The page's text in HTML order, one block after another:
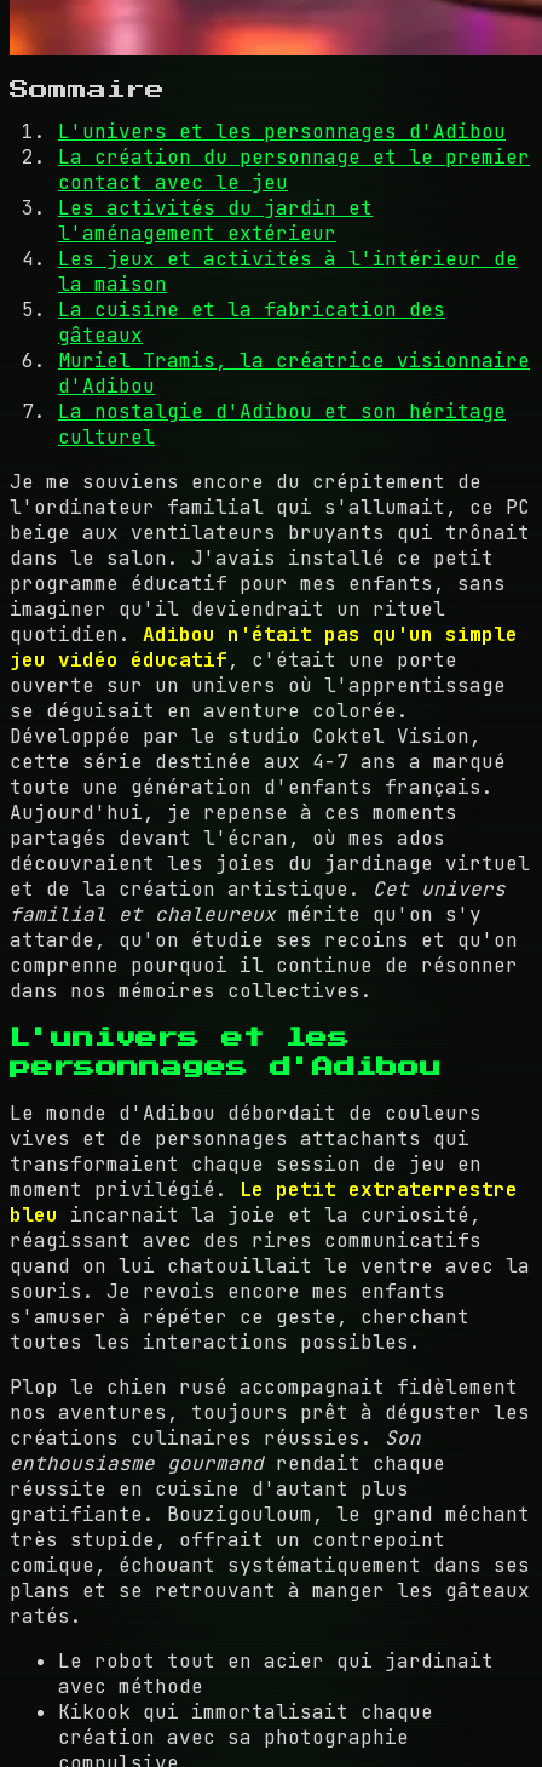
Sommaire
L'univers et les personnages d'Adibou
La création du personnage et le premier
contact avec le jeu
Les activités du jardin et
l'aménagement extérieur
Les jeux et activités à l'intérieur de
la maison
La cuisine et la fabrication des
gâteaux
Muriel Tramis, la créatrice visionnaire
d'Adibou
La nostalgie d'Adibou et son héritage
culturel
Je me souviens encore du crépitement de
l'ordinateur familial qui s'allumait, ce PC
beige aux ventilateurs bruyants qui trônait
dans le salon. J'avais installé ce petit
programme éducatif pour mes enfants, sans
imaginer qu'il deviendrait un rituel
quotidien. Adibou n'était pas qu'un simple
jeu vidéo éducatif, c'était une porte
ouverte sur un univers où l'apprentissage
se déguisait en aventure colorée.
Développée par le studio Coktel Vision,
cette série destinée aux 4-7 ans a marqué
toute une génération d'enfants français.
Aujourd'hui, je repense à ces moments
partagés devant l'écran, où mes ados
découvraient les joies du jardinage virtuel
et de la création artistique. Cet univers
familial et chaleureuxmérite qu'on s'y
attarde, qu'on étudie ses recoins et qu'on
comprenne pourquoi il continue de résonner
dans nos mémoires collectives.
L'univers et les
personnages d'Adibou
Le monde d'Adibou débordait de couleurs
vives et de personnages attachants qui
transformaient chaque session de jeu en
moment privilégié. Le petit extraterrestre
bleu incarnait la joie et la curiosité,
réagissant avec des rires communicatifs
quand on lui chatouillait le ventre avec la
souris. Je revois encore mes enfants
s'amuser à répéter ce geste, cherchant
toutes les interactions possibles.
Plop le chien rusé accompagnait fidèlement
nos aventures, toujours prêt à déguster les
créations culinaires réussies. Son
enthousiasme gourmandrendait chaque
réussite en cuisine d'autant plus
gratifiante. Bouzigouloum, le grand méchant
très stupide, offrait un contrepoint
comique, échouant systématiquement dans ses
plans et se retrouvant à manger les gâteaux
ratés.
Le robot tout en acier qui jardinait
avec méthode
Kikook qui immortalisait chaque
création avec sa photographie